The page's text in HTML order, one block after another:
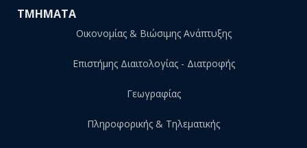
ΤΜΗΜΑΤΑ
Οικονομίας & Βιώσιμης Ανάπτυξης
Επιστήμης Διαιτολογίας - Διατροφής
Γεωγραφίας
Πληροφορικής & Τηλεματικής